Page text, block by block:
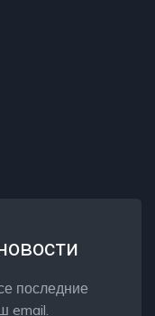
последние
email.